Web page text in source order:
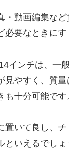
・動画編集な
必要なときに
インチは、一
見やすく、質
も十分可能です
置いて良し、
といえるでしょ